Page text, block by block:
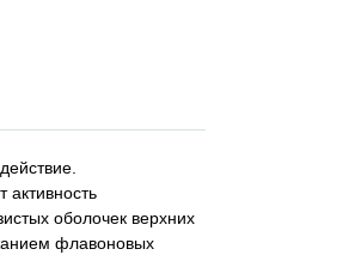
оболочек верхних
флавоновых